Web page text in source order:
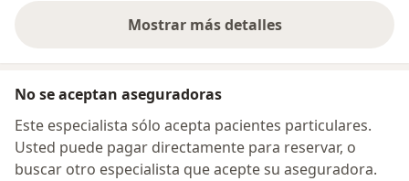
Mostrar más detalles
sobre la dirección
No se aceptan aseguradoras
Este especialista sólo acepta pacientes particulares.
Usted puede pagar directamente para reservar, o
buscar otro especialista que acepte su aseguradora.